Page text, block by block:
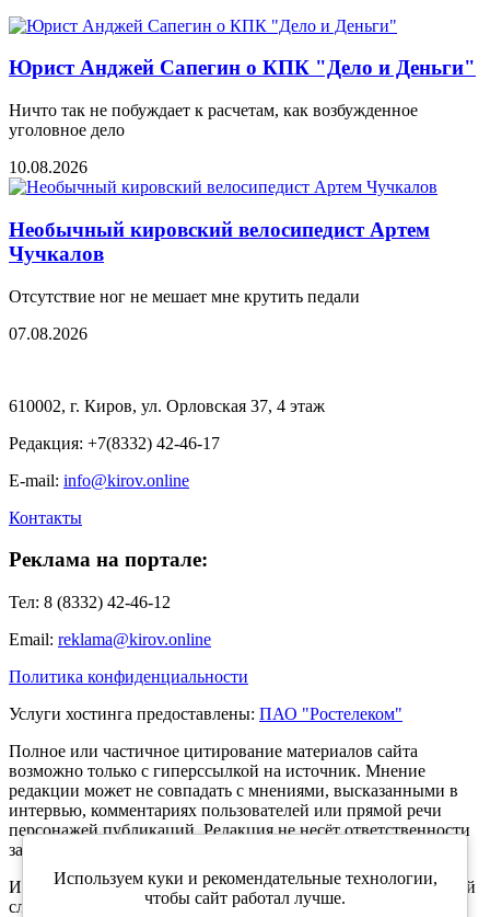
Юрист Анджей Сапегин о КПК "Дело и Деньги"
Ничто так не побуждает к расчетам, как возбужденное
уголовное дело
10.08.2026
Необычный кировский велосипедист Артем
Чучкалов
Отсутствие ног не мешает мне крутить педали
07.08.2026
610002, г. Киров, ул. Орловская 37, 4 этаж
Редакция: +7(8332) 42-46-17
E-mail: info@kirov.online
Контакты
Реклама на портале:
Тел: 8 (8332) 42-46-12
Email: reklama@kirov.online
Политика конфиденциальности
Услуги хостинга предоставлены: ПАО "Ростелеком"
Полное или частичное цитирование материалов сайта
возможно только с гиперссылкой на источник. Мнение
редакции может не совпадать с мнениями, высказанными в
интервью, комментариях пользователей или прямой речи
персонажей публикаций. Редакция не несёт ответственности
за текст комментариев читателей.
Интернет-портал Kirov.online зарегистрирован в Федеральной
службе по надзору в сфере связи, информационных
Используем куки и рекомендательные технологии,
чтобы сайт работал лучше.